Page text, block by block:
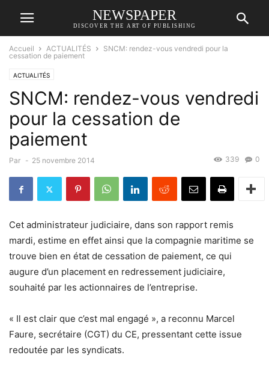
NEWSPAPER
DISCOVER THE ART OF PUBLISHING
Accueil ACTUALITÉS
SNCM: rendez-vous vendredi pour la
cessation de paiement
ACTUALITÉS
SNCM: rendez-vous vendredi
pour la cessation de
paiement
Par - 25 novembre 2014 0
339
Cet administrateur judiciaire, dans son rapport remis
mardi, estime en effet ainsi que la compagnie maritime se
trouve bien en état de cessation de paiement, ce qui
augure d’un placement en redressement judiciaire,
souhaité par les actionnaires de l’entreprise.
« Il est clair que c’est mal engagé », a reconnu Marcel
Faure, secrétaire (CGT) du CE, pressentant cette issue
redoutée par les syndicats.